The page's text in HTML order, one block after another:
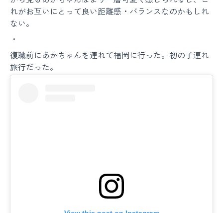
れがお互いにとって良い距離感・バランスなのかもしれ
ない。
・
復職前にあかちゃんを連れて福岡に行った。初の子連れ
旅行だった。